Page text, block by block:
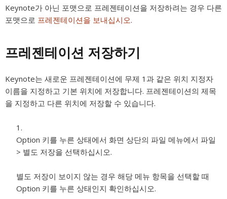
Keynote가 아닌 포맷으로 프레젠테이션을 저장하려는 경우 다른
포맷으로 프레젠테이션을 보내십시오.
프레젠테이션 저장하기
Keynote는 새로운 프레젠테이션에 무제 1 과 같은 위치 지정자
이름을 지정하고 기본 위치에 저장합니다. 프레젠테이션의 제목
을 지정하고 다른 위치에 저장할 수 있습니다.
Option 키를 누른 상태에서 화면 상단의 파일 메뉴에서 파일
> 별도 저장을 선택하십시오.
별도 저장이 보이지 않는 경우 해당 메뉴 항목을 선택할 때
Option 키를 누른 상태인지 확인하십시오.